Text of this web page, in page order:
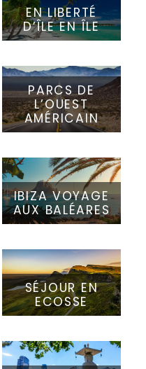
EN LIBERTÉ
D’ÎLE EN ÎLE
PARCS DE
L’OUEST
AMÉRICAIN
IBIZA VOYAGE
AUX BALÉARES
SÉJOUR EN
ECOSSE